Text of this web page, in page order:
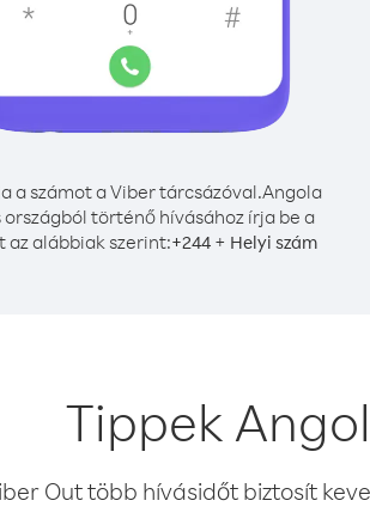
a számot a Viber tárcsázóval.Angola
országból történő hívásához írja be a
az alábbiak szerint:+244 + Helyi szám
Tippek
Out több hívásidőt biztosít